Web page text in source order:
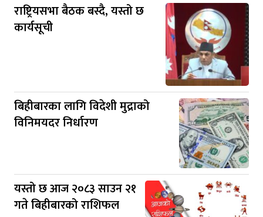
राष्ट्रियसभा बैठक बस्दै, यस्तो छ
कार्यसूची
बिहीबारका लागि विदेशी मुद्राको
विनिमयदर निर्धारण
यस्तो छ आज २०८३ साउन २१
गते बिहीबारको राशिफल